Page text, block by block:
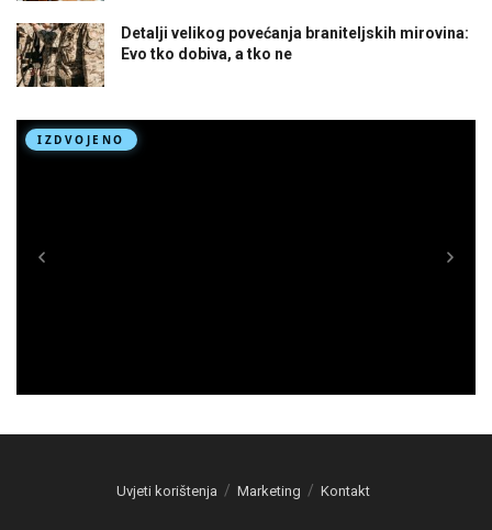
Detalji velikog povećanja braniteljskih mirovina:
Evo tko dobiva, a tko ne
Uvjeti korištenja Marketing Kontakt